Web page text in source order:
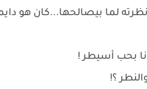
لما بيصالحها...كان هو
بحب أسيطر !
؟!